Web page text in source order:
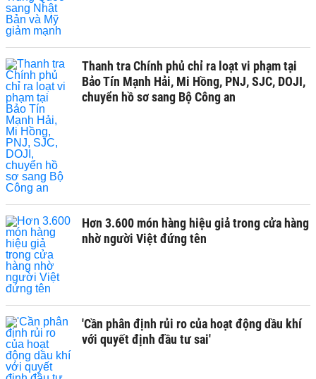
Thanh tra Chính phủ chỉ ra loạt vi phạm tại
Bảo Tín Mạnh Hải, Mi Hồng, PNJ, SJC, DOJI,
chuyển hồ sơ sang Bộ Công an
Hơn 3.600 món hàng hiệu giả trong cửa hàng
nhờ người Việt đứng tên
'Cần phân định rủi ro của hoạt động dầu khí
với quyết định đầu tư sai'